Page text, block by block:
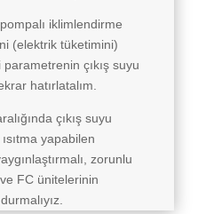
iklimlendirme
(elektrik tüketimini)
çıkış suyu
hatırlatalım.
çıkış suyu
yapabilen
zorunlu
FC ünitelerinin